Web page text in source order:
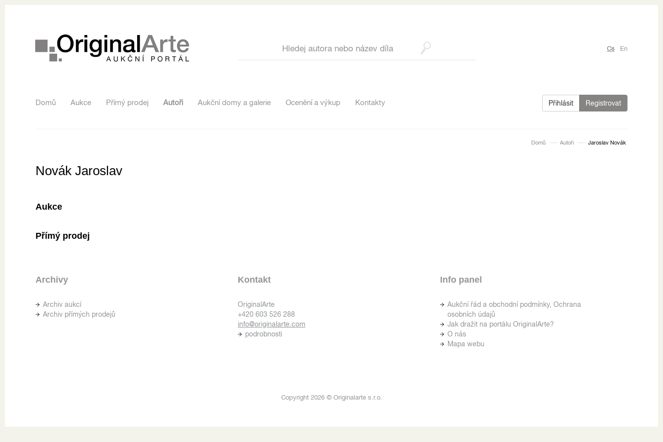
Cs En
Domů Aukce Přímý prodej Autoři Aukční domy a galerie Ocenění a výkup Kontakty Přihlásit Registrovat
Domů Autoři Jaroslav Novák
Novák Jaroslav
Aukce
Přímý prodej
Archivy
Archiv aukcí
Archiv přímých prodejů
Kontakt
OriginalArte
+420 603 526 288
info@originalarte.com
podrobnosti
Info panel
Aukční řád a obchodní podmínky, Ochrana
osobních údajů
Jak dražit na portálu OriginalArte?
O nás
Mapa webu
Copyright 2026 © Originalarte s.r.o.